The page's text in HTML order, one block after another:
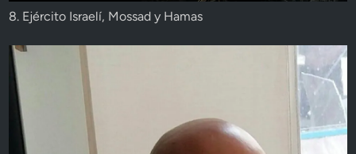
8. Ejército Israelí, Mossad y Hamas